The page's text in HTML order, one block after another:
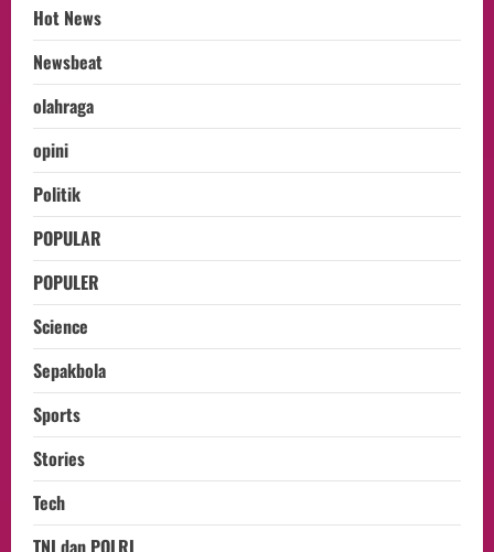
Hot News
Newsbeat
olahraga
opini
Politik
POPULAR
POPULER
Science
Sepakbola
Sports
Stories
Tech